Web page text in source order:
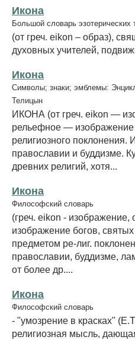
Икона
Большой словарь
(от греч. eikon – образ),
духовных учителей,
Икона
Символы; знаки; эмблемы:
Телицын
ИКОНА (от греч. eikon —
рельефное —
религиозного
православии и буддизме.
древних религий, хотя...
Икона
Философский словарь
(греч. eikon -
изображение богов,
предметом ре-лиг.
православии, буддизме,
от более др....
Икона
Философский словарь
- "умозрение в красках"
религиозная мысль,